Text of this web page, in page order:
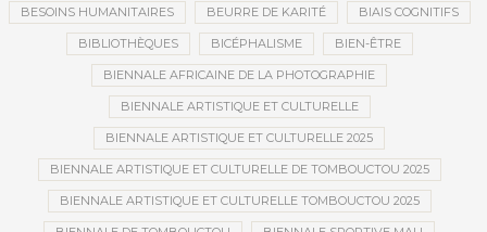
BESOINS HUMANITAIRES BEURRE DE KARITÉ BIAIS COGNITIFS
BIBLIOTHÈQUES BICÉPHALISME BIEN-ÊTRE
BIENNALE AFRICAINE DE LA PHOTOGRAPHIE
BIENNALE ARTISTIQUE ET CULTURELLE
BIENNALE ARTISTIQUE ET CULTURELLE 2025
BIENNALE ARTISTIQUE ET CULTURELLE DE TOMBOUCTOU 2025
BIENNALE ARTISTIQUE ET CULTURELLE TOMBOUCTOU 2025